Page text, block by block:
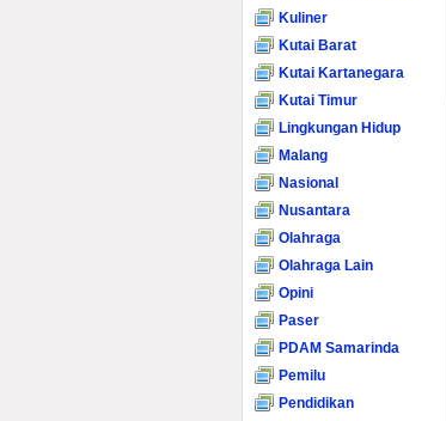
Kuliner
Kutai Barat
Kutai Kartanegara
Kutai Timur
Lingkungan Hidup
Malang
Nasional
Nusantara
Olahraga
Olahraga Lain
Opini
Paser
PDAM Samarinda
Pemilu
Pendidikan